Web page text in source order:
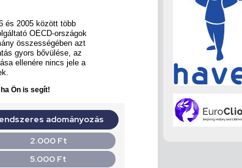
és 2005 között több
OECD-országok
összességében azt
gyors bővülése, az
ellenére nincs jele a
Ön is segít!